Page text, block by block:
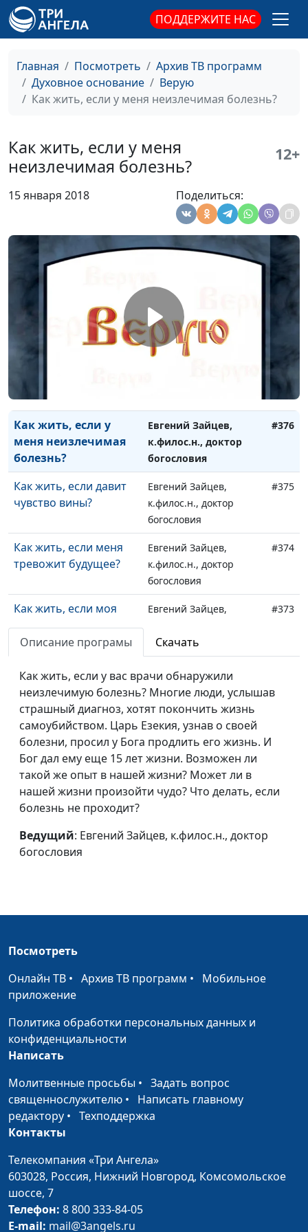
ПОДДЕРЖИТЕ НАС
Главная Посмотреть
Архив ТВ программ
Духовное основание
Верую
Как жить, если у меня неизлечимая болезнь?
Как жить, если у меня
неизлечимая болезнь?
12+
15 января 2018 Поделиться:
Духовное возрастание
(вторая часть)
Александр Аппак,
#384
Духовное возрастание
(первая часть)
Александр Аппак,
священнослужитель
«По обетованию -
Александр Аппак,
#382
Как следовать за
Христом?
Александр Аппак,
священнослужитель
#381
Что значит знать
Александр Аппак,
священнослужитель
Как жить, если я
боюсь сделать выбор?
Евгений Зайцев,
к.филос.н., доктор
#379
Как жить, если мы не
можем простить?
Евгений Зайцев,
к.филос.н., доктор
богословия
#378
столько
несправедливости?
#377
Как жить, если у
меня неизлечимая
болезнь?
Евгений Зайцев,
к.филос.н., доктор
богословия
#376
Как жить, если давит
чувство вины?
Евгений Зайцев,
к.филос.н., доктор
богословия
#375
Как жить, если меня
тревожит будущее?
Евгений Зайцев,
к.филос.н., доктор
богословия
#374
Как жить, если моя
семья разрушена?
Евгений Зайцев,
богословия
#373
Как жить, если я
потерял близкого
Евгений Зайцев,
к.филос.н., доктор
Как жить, если меня
никто не любит?
Евгений Зайцев,
к.филос.н., доктор
богословия
Как жить, если я не
вижу смысла в жизни?
Евгений Зайцев,
#370
Как жить, если я
Как жить, если я не
Евгений Зайцев,
#368
Хула на Духа Святого
Алексей Бритов, Олег
Совета по
Президенте
Российской Федерации
Америка в библейских
пророчествах
Совета по
Описание програмы Скачать
Как жить, если у вас врачи обнаружили
неизлечимую болезнь? Многие люди, услышав
страшный диагноз, хотят покончить жизнь
самоубийством. Царь Езекия, узнав о своей
болезни, просил у Бога продлить его жизнь. И
Бог дал ему еще 15 лет жизни. Возможен ли
такой же опыт в нашей жизни? Может ли в
нашей жизни произойти чудо? Что делать, если
болезнь не проходит?
Ведущий: Евгений Зайцев, к.филос.н., доктор
богословия
Посмотреть
Онлайн ТВ • Архив ТВ программ • Мобильное
приложение
Политика обработки персональных данных и
конфиденциальности
Написать
Молитвенные просьбы • Задать вопрос
священнослужителю • Написать главному
редактору • Техподдержка
Контакты
Телекомпания «Три Ангела»
603028, Россия, Нижний Новгород, Комсомольское
шоссе, 7
Телефон: 8 800 333-84-05
E-mail: mail@3angels.ru